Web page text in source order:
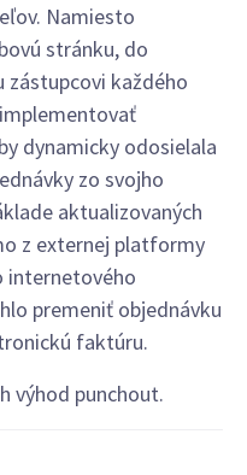
Namiesto
stránku, do
každého
dynamicky odosielala
zo svojho
aktualizovaných
z externej platformy
internetového
premeniť objednávku
faktúru.
výhod punchout.